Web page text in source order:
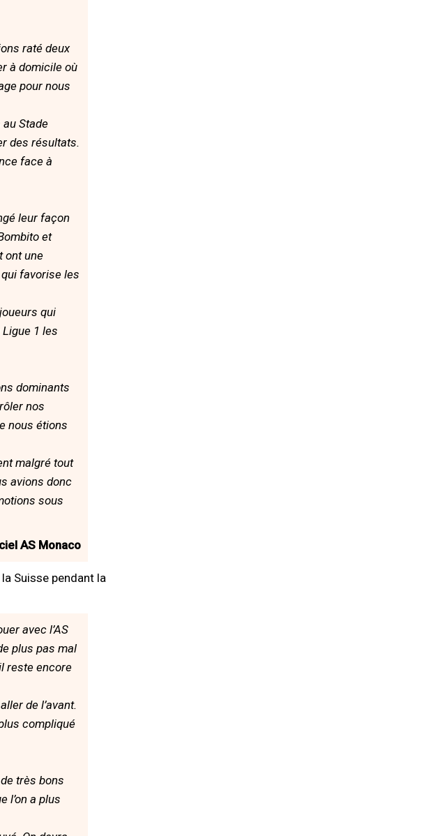
raté deux
à domicile où
pour nous
Stade
des résultats.
face à
leur façon
et
ont une
favorise les
qui
1 les
dominants
nos
nous étions
malgré tout
avions donc
sous
AS Monaco
Suisse pendant la
avec l’AS
plus pas mal
reste encore
de l’avant.
compliqué
très bons
l’on a plus